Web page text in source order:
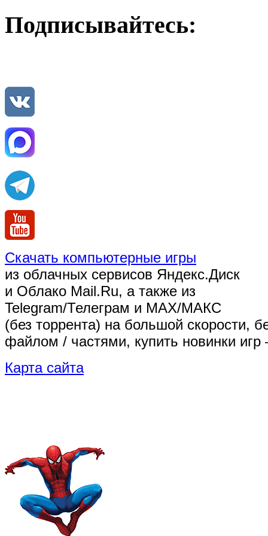
Подписывайтесь:
Скачать компьютерные игры
из облачных сервисов Яндекс.Диск
и Облако Mail.Ru, а также из
Telegram/Телеграм и MAX/МАКС
(без торрента) на большой скорости,
файлом / частями, купить новинки
Карта сайта